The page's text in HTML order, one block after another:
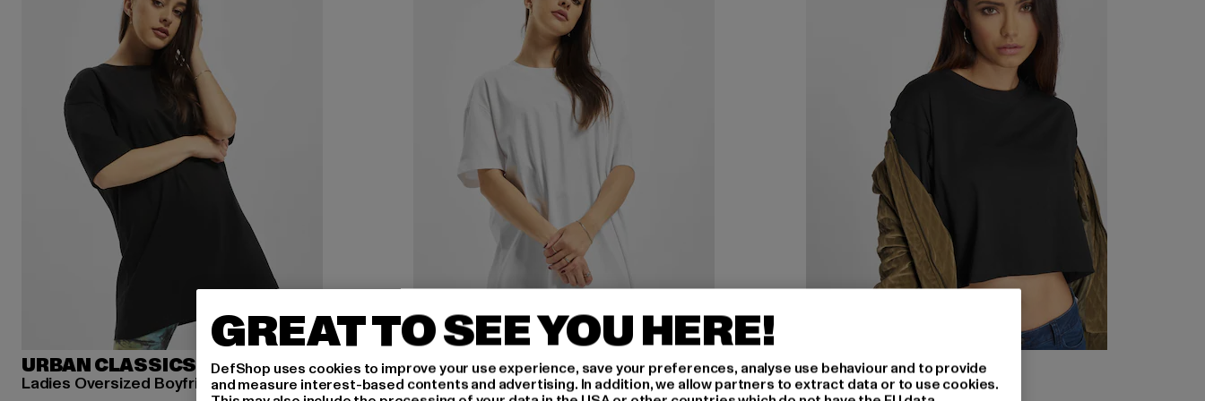
URBAN CLASSICS
Ladies Oversized Boyfriend
URBAN CLASSICS
Ladies Oversized Boyfriend
URBAN CLASSICS
Ladies Oversized Short
GREAT TO SEE YOU HERE!
DefShop uses cookies to improve your use experience, save your preferences, analyse use behaviour and to provide
and measure interest-based contents and advertising. In addition, we allow partners to extract data or to use cookies.